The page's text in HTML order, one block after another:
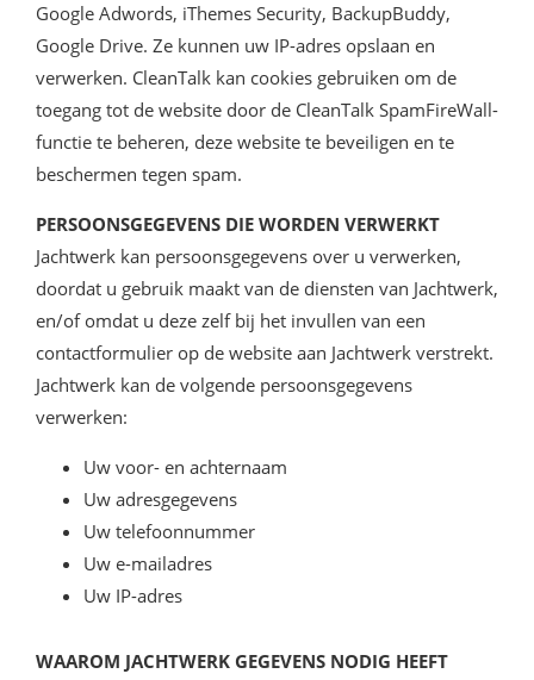
Google Adwords, iThemes Security, BackupBuddy,
Google Drive. Ze kunnen uw IP-adres opslaan en
verwerken. CleanTalk kan cookies gebruiken om de
toegang tot de website door de CleanTalk SpamFireWall-
functie te beheren, deze website te beveiligen en te
beschermen tegen spam.
PERSOONSGEGEVENS DIE WORDEN VERWERKT
Jachtwerk kan persoonsgegevens over u verwerken,
doordat u gebruik maakt van de diensten van Jachtwerk,
en/of omdat u deze zelf bij het invullen van een
contactformulier op de website aan Jachtwerk verstrekt.
Jachtwerk kan de volgende persoonsgegevens
verwerken:
Uw voor- en achternaam
Uw adresgegevens
Uw telefoonnummer
Uw e-mailadres
Uw IP-adres
WAAROM JACHTWERK GEGEVENS NODIG HEEFT